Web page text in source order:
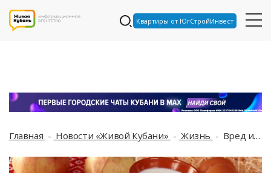
Квартиры от ЮгСтройИнвест
Главная Новости «Живой Кубани» Жизнь Вред и польза самой «невкусной» и нелюбимой каши